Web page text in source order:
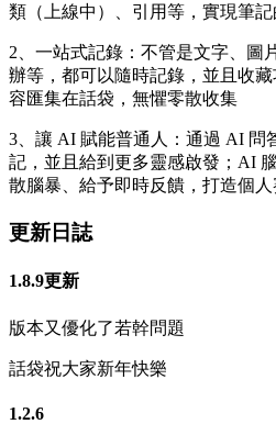
類（上線中）、引用等，實現筆
2、一站式記錄：不管是文字、圖
辦等，都可以隨時記錄，並且收
容匯集在話袋，無懼零散收集
3、讓 AI 賦能普通人：通過 AI 問
記，並且給到更多靈感啟發；AI
散腦暴、給予即時反饋，打造個
更新日誌
1.8.9更新
版本又優化了若幹問題
話袋祝大家新年快樂
1.2.6